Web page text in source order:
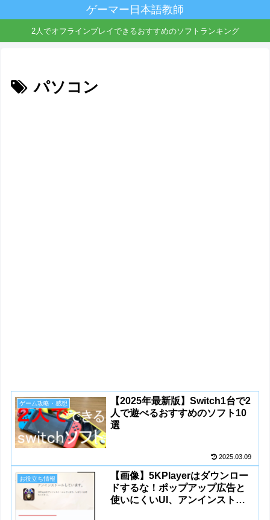
ゲーマー日本語教師
2人でオフラインプレイできるおすすめのソフトランキング
パソコン
ゲーム攻略・感想
【2025年最新版】Switch1台で2
人で遊べるおすすめのソフト10
選
2025.03.09
お役立ち情報
【画像】5KPlayerはダウンロー
ドするな！ポップアップ広告と
使いにくいUI、アンインストー